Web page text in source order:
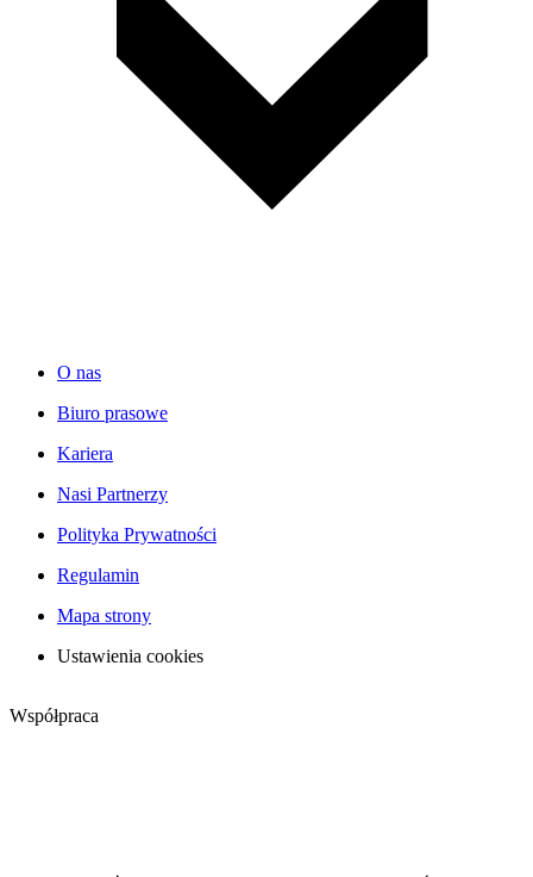
O nas
Biuro prasowe
Kariera
Nasi Partnerzy
Polityka Prywatności
Regulamin
Mapa strony
Ustawienia cookies
Współpraca